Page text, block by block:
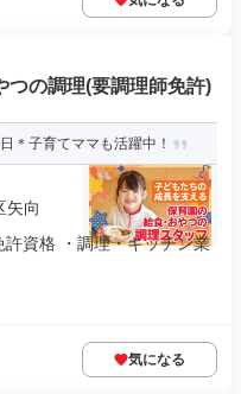
の調理(要調理師免許)
＊子育てママも活躍中！
矢向
資格 ・調理・キッチン業
気になる